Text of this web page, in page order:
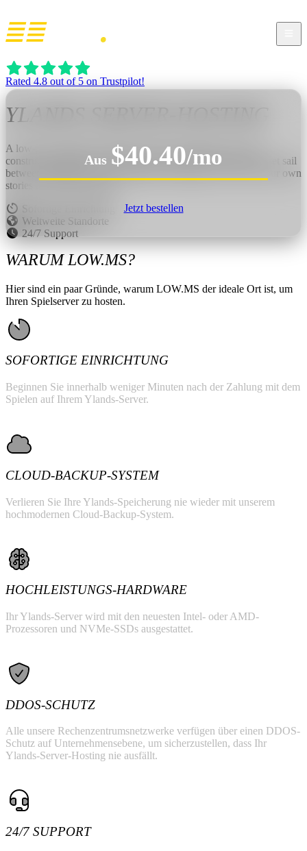
Rated 4.8 out of 5 on Trustpilot!
YLANDS
A low-poly adventure sandbox where you gather, craft, and
construct anything as you explore with friends. Build a ship, set sail
between islands, encounter wildlife and danger, and create your own
stories across land and sea.
Sofortige Einrichtung
Weltweite Standorte
24/7 Support
Aus $40.40/mo
Jetzt bestellen
WARUM LOW.MS?
Hier sind ein paar Gründe, warum LOW.MS der ideale Ort ist, um
Ihren Spielserver zu hosten.
SOFORTIGE EINRICHTUNG
Beginnen Sie innerhalb weniger Minuten nach der Zahlung mit dem
Spielen auf Ihrem Ylands-Server.
CLOUD-BACKUP-SYSTEM
Verlieren Sie Ihre Ylands-Speicherung nie wieder mit unserem
hochmodernen Cloud-Backup-System.
HOCHLEISTUNGS-HARDWARE
Ihr Ylands-Server wird mit den neuesten Intel- oder AMD-
Prozessoren und NVMe-SSDs ausgestattet.
DDOS-SCHUTZ
Alle unsere Rechenzentrumsnetzwerke verfügen über einen DDOS-
Schutz auf Unternehmensebene, um sicherzustellen, dass Ihr
Ylands-Server-Hosting nie ausfällt.
24/7 SUPPORT